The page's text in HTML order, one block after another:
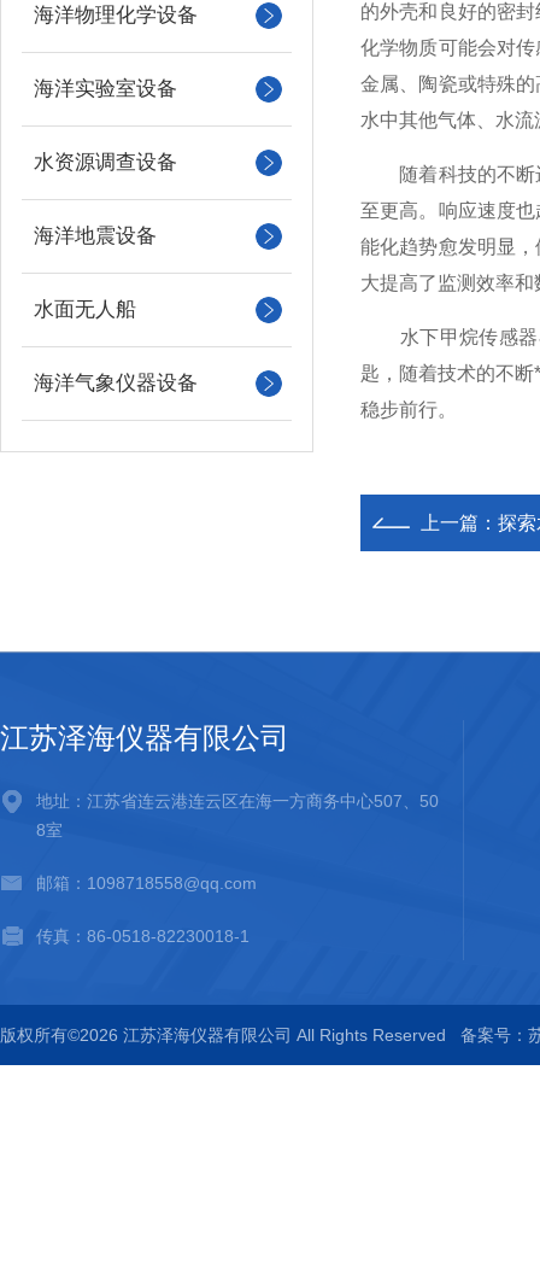
海洋物理化学设备
海洋实验室设备
水资源调查设备
海洋地震设备
水面无人船
海洋气象仪器设备
的外壳和良好的密
化学物质可能会对
金属、陶瓷或特殊
水中其他气体、水
随着科技的不断进
至更高。响应速度
能化趋势愈发明显
大提高了监测效率
水下甲烷传感器在
匙，随着技术的不
稳步前行。
上一篇： 探
江苏泽海仪器有限公司
地址：江苏省连云港连云区在海一方商务中心507、50
8室
邮箱：1098718558@qq.com
传真：86-0518-82230018-1
版权所有©2026 江苏泽海仪器有限公司 All Rights Reserved 备案号：